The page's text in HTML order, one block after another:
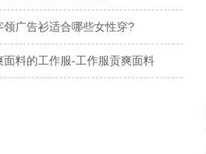
领广告衫适合哪些女性穿?
面料的工作服-工作服贡爽面料